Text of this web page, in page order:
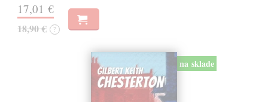
17,01 €
18,90 € ?
na sklade